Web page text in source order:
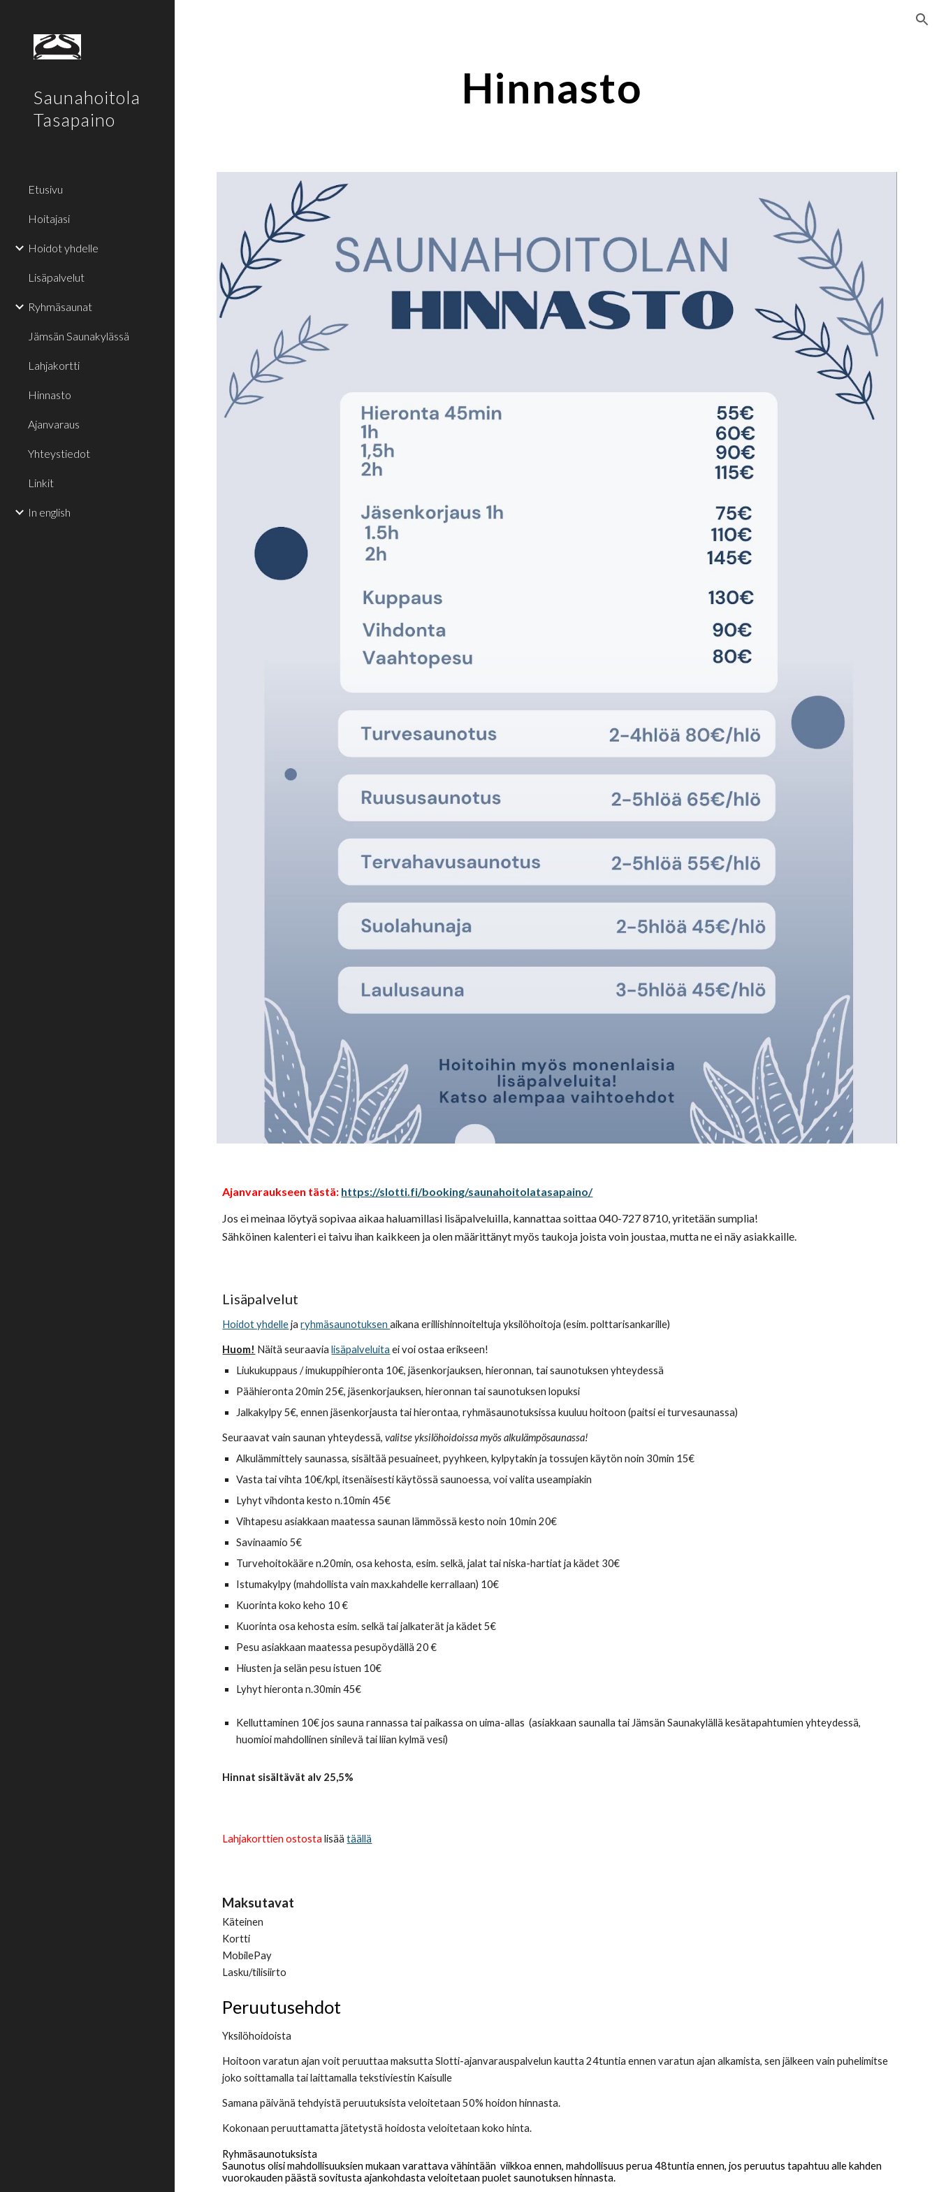
Saunahoitola
Tasapaino
Etusivu
Hoitajasi
Hoidot yhdelle
Lisäpalvelut
Ryhmäsaunat
Jämsän Saunakylässä
Lahjakortti
Hinnasto
Ajanvaraus
Yhteystiedot
Linkit
In english
Hinnasto
Ajanvaraukseen tästä: https://slotti.fi/booking/saunahoitolatasapaino/
Jos ei meinaa löytyä sopivaa aikaa haluamillasi lisäpalveluilla, kannattaa soittaa 040-727 8710, yritetään sumplia!
Sähköinen kalenteri ei taivu ihan kaikkeen ja olen määrittänyt myös taukoja joista voin joustaa, mutta ne ei näy asiakkaille.
Lisäpalvelut
Hoidot yhdellejaryhmäsaunotuksenaikana erillishinnoiteltuja yksilöhoitoja (esim. polttarisankarille)
Huom! Näitä seuraavialisäpalveluita ei voi ostaa erikseen!
Liukukuppaus / imukuppihieronta 10€, jäsenkorjauksen,hieronnan, tai saunotuksen yhteydessä
Päähieronta 20min 25€,jäsenkorjauksen, hieronnan tai saunotuksen lopuksi
Jalkakylpy 5€, ennen jäsenkorjausta tai hierontaa, ryhmäsaunotuksissa kuuluu hoitoon (paitsi ei turvesaunassa)
Seuraavat vain saunan yhteydessä,valitse yksilöhoidoissa myös alkulämpösaunassa!
Alkulämmittely saunassa, sisältää pesuaineet, pyyhkeen, kylpytakin ja tossujen käytön noin 30min 15€
Vasta tai vihta 10€/kpl, itsenäisesti käytössä saunoessa, voi valita useampiakin
Lyhyt vihdonta kesto n.10min 45€
Vihtapesu asiakkaan maatessa saunan lämmössä kesto noin 10min 20€
Savinaamio 5€
Turvehoitokääre n.20min, osa kehosta, esim. selkä, jalat tai niska-hartiat ja kädet 30€
Istumakylpy (mahdollista vain max.kahdelle kerrallaan) 10€
Kuorinta koko keho 10 €
Kuorintaosa kehosta esim. selkä tai jalkaterät ja kädet5€
Pesu asiakkaan maatessa pesupöydällä 20 €
Hiusten ja selän pesu istuen 10€
Lyhyt hieronta n.30min 45€
Kelluttaminen 10€ jos sauna rannassatai paikassa on uima-allas (asiakkaan saunalla tai JämsänSaunakylällä kesätapahtumien yhteydessä,
huomioi mahdollinen sinilevä tai liian kylmä vesi)
Hinnat sisältävät alv 25,5%
Lahjakorttien ostosta lisäätäällä
Maksutavat
Käteinen
Kortti
MobilePay
Lasku/tilisiirto
Peruutusehdot
Yksilöhoidoista
Hoitoon varatun ajan voit peruuttaa maksutta Slotti-ajanvarauspalvelun kautta 24tuntia ennen varatun ajan alkamista, sen jälkeen vain puhelimitse
joko soittamalla tai laittamalla tekstiviestin Kaisulle
Samana päivänä tehdyistä peruutuksista veloitetaan 50% hoidon hinnasta.
Kokonaan peruuttamatta jätetystä hoidosta veloitetaan koko hinta.
Ryhmäsaunotuksista
Saunotus olisimahdollisuuksien mukaan varattava vähintään viikkoa ennen, mahdollisuus perua48tuntiaennen, jos peruutus tapahtuu allekahden
vuorokauden päästä sovitusta ajankohdasta veloitetaan puolet saunotuksen hinnasta.